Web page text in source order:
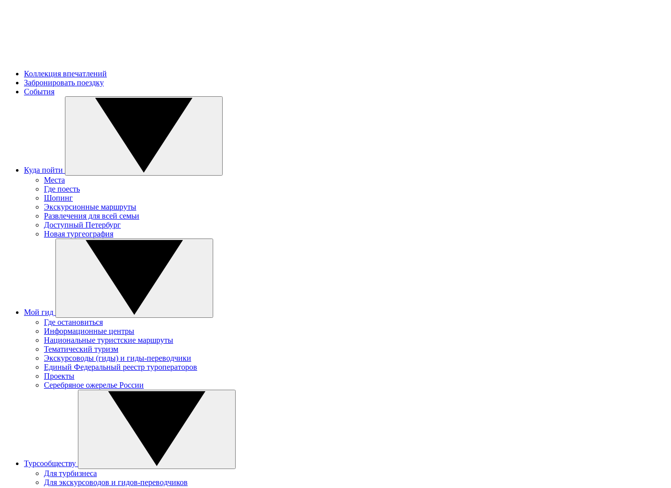
Коллекция впечатлений
Забронировать поездку
События
Куда пойти
Места
Где поесть
Шопинг
Экскурсионные маршруты
Развлечения для всей семьи
Доступный Петербург
Новая тургеография
Мой гид
Где остановиться
Информационные центры
Национальные туристские маршруты
Тематический туризм
Экскурсоводы (гиды) и гиды-переводчики
Единый Федеральный реестр туроператоров
Проекты
Серебряное ожерелье России
Турсообществу
Для турбизнеса
Для экскурсоводов и гидов-переводчиков